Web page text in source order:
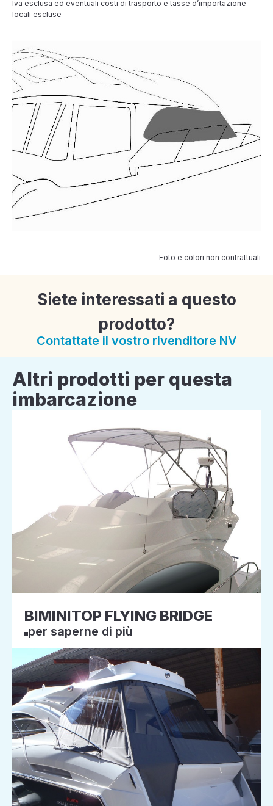
Iva esclusa ed eventuali costi di trasporto e tasse d’importazione
locali escluse
Foto e colori non contrattuali
Siete interessati a questo
prodotto?
Contattate il vostro rivenditore NV
Altri prodotti per questa
imbarcazione
BIMINITOP FLYING BRIDGE
per saperne di più